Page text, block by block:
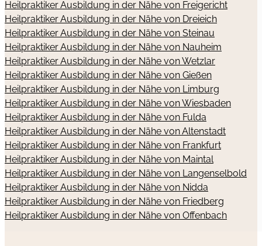
Heilpraktiker Ausbildung in der Nähe von Freigericht
Heilpraktiker Ausbildung in der Nähe von Dreieich
Heilpraktiker Ausbildung in der Nähe von Steinau
Heilpraktiker Ausbildung in der Nähe von Nauheim
Heilpraktiker Ausbildung in der Nähe von Wetzlar
Heilpraktiker Ausbildung in der Nähe von Gießen
Heilpraktiker Ausbildung in der Nähe von Limburg
Heilpraktiker Ausbildung in der Nähe von Wiesbaden
Heilpraktiker Ausbildung in der Nähe von Fulda
Heilpraktiker Ausbildung in der Nähe von Altenstadt
Heilpraktiker Ausbildung in der Nähe von Frankfurt
Heilpraktiker Ausbildung in der Nähe von Maintal
Heilpraktiker Ausbildung in der Nähe von Langenselbold
Heilpraktiker Ausbildung in der Nähe von Nidda
Heilpraktiker Ausbildung in der Nähe von Friedberg
Heilpraktiker Ausbildung in der Nähe von Offenbach